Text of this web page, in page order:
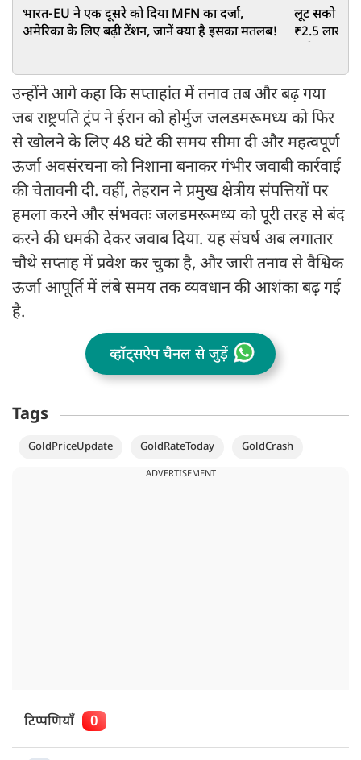
भारत-EU ने एक दूसरे को दिया MFN का दर्जा,
अमेरिका के लिए बढ़ी टेंशन, जानें क्या है इसका मतलब!
लूट सको तो
₹2.5 लाख की
उन्होंने आगे कहा कि सप्ताहांत में तनाव तब और बढ़ गया
जब राष्ट्रपति ट्रंप ने ईरान को होर्मुज जलडमरूमध्य को फिर
से खोलने के लिए 48 घंटे की समय सीमा दी और महत्वपूर्ण
ऊर्जा अवसंरचना को निशाना बनाकर गंभीर जवाबी कार्रवाई
की चेतावनी दी. वहीं, तेहरान ने प्रमुख क्षेत्रीय संपत्तियों पर
हमला करने और संभवतः जलडमरूमध्य को पूरी तरह से बंद
करने की धमकी देकर जवाब दिया. यह संघर्ष अब लगातार
चौथे सप्ताह में प्रवेश कर चुका है, और जारी तनाव से वैश्विक
ऊर्जा आपूर्ति में लंबे समय तक व्यवधान की आशंका बढ़ गई
है.
व्हॉट्सऐप चैनल से जुड़ें
Tags
GoldPriceUpdate GoldRateToday GoldCrash
ADVERTISEMENT
टिप्पणियाँ 0